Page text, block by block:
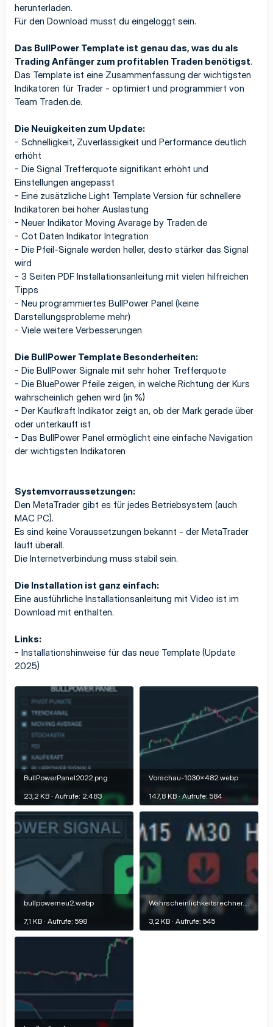
herunterladen.
Für den Download musst du eingeloggt sein.
Das BullPower Template ist genau das, was du als
Trading Anfänger zum profitablen Traden benötigst.
Das Template ist eine Zusammenfassung der wichtigsten
Indikatoren für Trader - optimiert und programmiert von
Team Traden.de.
Die Neuigkeiten zum Update:
- Schnelligkeit, Zuverlässigkeit und Performance deutlich
erhöht
- Die Signal Trefferquote signifikant erhöht und
Einstellungen angepasst
- Eine zusätzliche Light Template Version für schnellere
Indikatoren bei hoher Auslastung
- Neuer Indikator Moving Avarage by Traden.de
- Cot Daten Indikator Integration
- Die Pfeil-Signale werden heller, desto stärker das Signal
wird
- 3 Seiten PDF Installationsanleitung mit vielen hilfreichen
Tipps
- Neu programmiertes BullPower Panel (keine
Darstellungsprobleme mehr)
- Viele weitere Verbesserungen
Die BullPower Template Besonderheiten:
- Die BullPower Signale mit sehr hoher Trefferquote
- Die BluePower Pfeile zeigen, in welche Richtung der Kurs
wahrscheinlich gehen wird (in %)
- Der Kaufkraft Indikator zeigt an, ob der Mark gerade über
oder unterkauft ist
- Das BullPower Panel ermöglicht eine einfache Navigation
der wichtigsten Indikatoren
Systemvorraussetzungen:
Den MetaTrader gibt es für jedes Betriebsystem (auch
MAC PC).
Es sind keine Voraussetzungen bekannt - der MetaTrader
läuft überall.
Die Internetverbindung muss stabil sein.
Die Installation ist ganz einfach:
Eine ausführliche Installationsanleitung mit Video ist im
Download mit enthalten.
Links:
- Installationshinweise für das neue Template (Update
2025)
BullPowerPanel2022.png
23,2 KB · Aufrufe: 2.483
Vorschau-1030x482.webp
147,8 KB · Aufrufe: 584
bullpowerneu2.webp
7,1 KB · Aufrufe: 598
Wahrscheinlichkeitsrechner.webp
3,2 KB · Aufrufe: 545